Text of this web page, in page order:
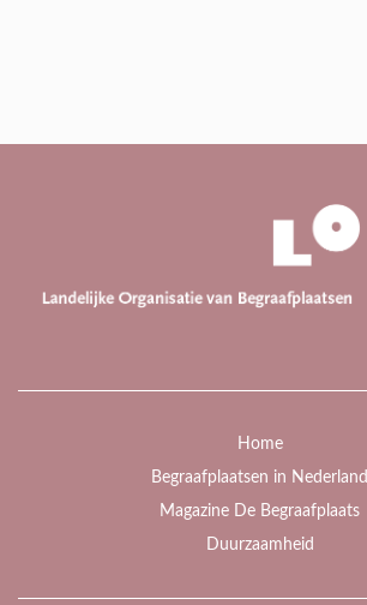
Home
Begraafplaatsen in Nederland
Magazine De Begraafplaats
Duurzaamheid